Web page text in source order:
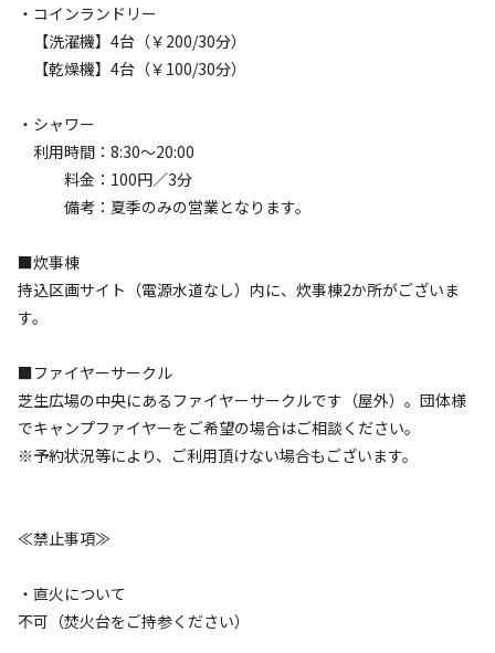
・コインランドリー
【洗濯機】4台（￥200/30分）
【乾燥機】4台（￥100/30分）
・シャワー
利用時間：8:30～20:00
料金：100円／3分
備考：夏季のみの営業となります。
■炊事棟
持込区画サイト（電源水道なし）内に、炊事棟2か所がございま
す。
■ファイヤーサークル
芝生広場の中央にあるファイヤーサークルです（屋外）。団体様
でキャンプファイヤーをご希望の場合はご相談ください。
※予約状況等により、ご利用頂けない場合もございます。
≪禁止事項≫
・直火について
不可（焚火台をご持参ください）
宿泊
オートサイト （スモール）【4.5ｍ×4.5ｍ】
AC電 車両乗り たき
地面:
料金目安： 3,600円/泊
※利用日、人数によって変動する場合があります。